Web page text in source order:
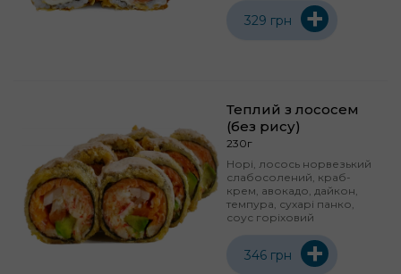
329 грн +
Теплий з лососем
(без рису)
230г
Норі, лосось норвезький
слабосолений, краб-
крем, авокадо, дайкон,
темпура, сухарі панко,
соус горіховий
346 грн +